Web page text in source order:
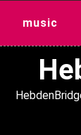
music